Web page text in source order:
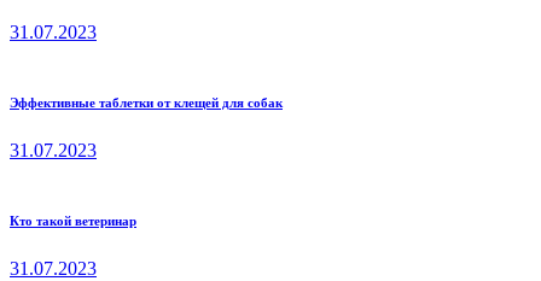
31.07.2023
Эффективные таблетки от клещей для собак
31.07.2023
Кто такой ветеринар
31.07.2023